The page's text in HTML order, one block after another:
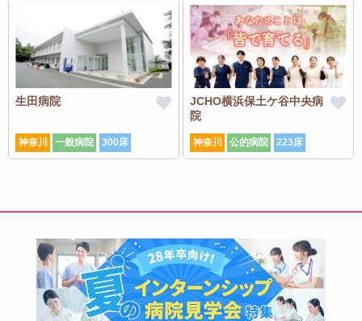
生田病院
神奈川 一般病院 300床
JCHO横浜保土ケ谷中央病
院
神奈川 公的病院 223床